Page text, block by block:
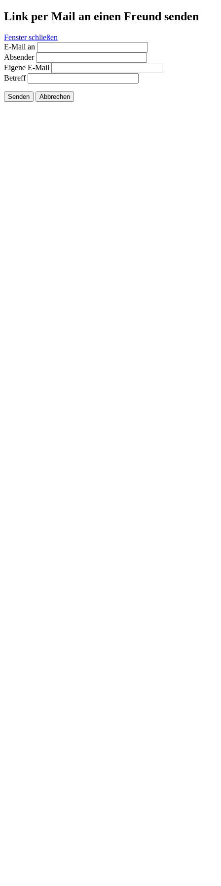
Link per Mail an einen Freund senden
Fenster schließen
E-Mail an
Absender
Eigene E-Mail
Betreff
Senden Abbrechen